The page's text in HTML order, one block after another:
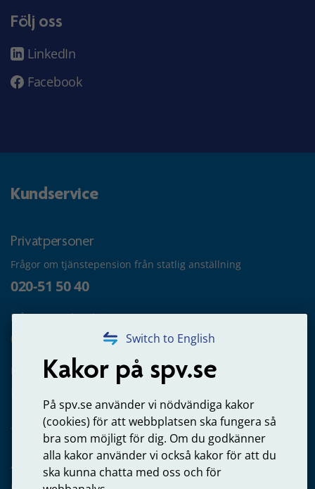
Switch to English
Kakor på spv.se
På spv.se använder vi nödvändiga kakor
(cookies) för att webbplatsen ska fungera så
bra som möjligt för dig. Om du godkänner
alla kakor använder vi också kakor för att du
ska kunna chatta med oss och för
Följ oss
LinkedIn
Facebook
Kundservice
Privatpersoner
Frågor om tjänstepension från statlig anställning
020-51 50 40
Frågor om utbetalning
020-65 00 65
Kontakta oss
Arbetsgivare